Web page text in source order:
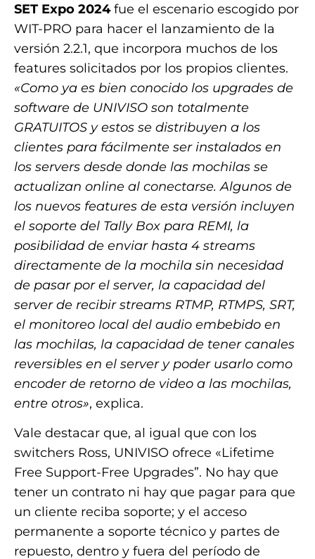
SET Expo 2024fue el escenario escogido por
WIT-PRO para hacer el lanzamiento de la
versión 2.2.1, que incorpora muchos de los
features solicitados por los propios clientes.
«Como ya es bien conocido los upgrades de
software de UNIVISO son totalmente
GRATUITOS y estos se distribuyen a los
clientes para fácilmente ser instalados en
los servers desde donde las mochilas se
actualizan online al conectarse. Algunos de
los nuevos features de esta versión incluyen
el soporte del Tally Box para REMI, la
posibilidad de enviar hasta 4 streams
directamente de la mochila sin necesidad
de pasar por el server, la capacidad del
server de recibir streams RTMP, RTMPS, SRT,
el monitoreo local del audio embebido en
las mochilas, la capacidad de tener canales
reversibles en el server y poder usarlo como
encoder de retorno de video a las mochilas,
entre otros», explica.
Vale destacar que, al igual que con los
switchers Ross, UNIVISO ofrece «Lifetime
Free Support-Free Upgrades”. No hay que
tener un contrato ni hay que pagar para que
un cliente reciba soporte; y el acceso
permanente a soporte técnico y partes de
repuesto, dentro y fuera del período de